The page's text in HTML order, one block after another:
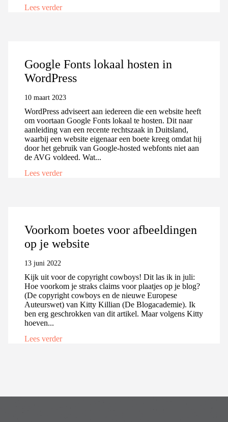
Lees verder
Google Fonts lokaal hosten in
WordPress
10 maart 2023
WordPress adviseert aan iedereen die een website heeft
om voortaan Google Fonts lokaal te hosten. Dit naar
aanleiding van een recente rechtszaak in Duitsland,
waarbij een website eigenaar een boete kreeg omdat hij
door het gebruik van Google-hosted webfonts niet aan
de AVG voldeed. Wat...
Lees verder
Voorkom boetes voor afbeeldingen
op je website
13 juni 2022
Kijk uit voor de copyright cowboys! Dit las ik in juli:
Hoe voorkom je straks claims voor plaatjes op je blog?
(De copyright cowboys en de nieuwe Europese
Auteurswet) van Kitty Killian (De Blogacademie). Ik
ben erg geschrokken van dit artikel. Maar volgens Kitty
hoeven...
Lees verder